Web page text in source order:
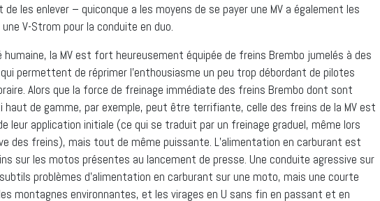
les enlever – quiconque a les moyens de se payer une MV a également les
V-Strom pour la conduite en duo.
humaine, la MV est fort heureusement équipée de freins Brembo jumelés à des
permettent de réprimer l’enthousiasme un peu trop débordant de pilotes
Alors que la force de freinage immédiate des freins Brembo dont sont
haut de gamme, par exemple, peut être terrifiante, celle des freins de la MV est
leur application initiale (ce qui se traduit par un freinage graduel, même lors
des freins), mais tout de même puissante. L’alimentation en carburant est
sur les motos présentes au lancement de presse. Une conduite agressive sur
problèmes d’alimentation en carburant sur une moto, mais une courte
montagnes environnantes, et les virages en U sans fin en passant et en